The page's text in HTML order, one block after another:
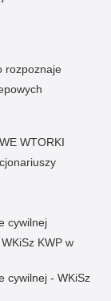
rozpoznaje
WTORKI
cywilnej
KWP w
cywilnej - WKiSz